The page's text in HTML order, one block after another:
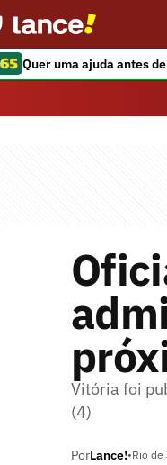
Quer uma ajuda antes
Vitória foi
(4)
PorLance!•Rio de